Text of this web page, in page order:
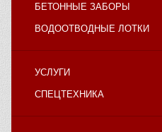
БЕТОННЫЕ ЗАБОРЫ
ВОДООТВОДНЫЕ ЛОТКИ
УСЛУГИ
СПЕЦТЕХНИКА